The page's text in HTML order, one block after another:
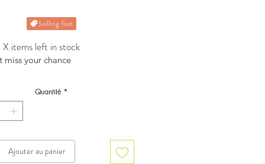
Selling fast
items left in stock
miss your chance
Quantité *
Ajouter au panier